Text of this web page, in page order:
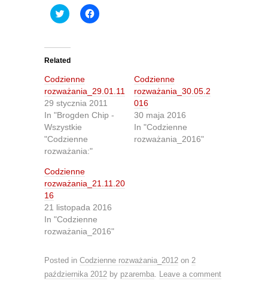
C
l
t
o
s
h
a
r
e
o
n
T
w
i
t
t
r
(
O
p
n
i
n
n
w
i
n
C
l
r
e
o
n
F
(
O
e
s
i
n
w
w
i
Related
Codzienne
rozważania_29.01.11
29 stycznia 2011
In "Brogden Chip -
Wszystkie
"Codzienne
rozważania:"
Codzienne
rozważania_30.05.2
016
30 maja 2016
In "Codzienne
rozważania_2016"
Codzienne
rozważania_21.11.20
16
21 listopada 2016
In "Codzienne
rozważania_2016"
Posted in Codzienne rozważania_2012 on 2
października 2012 by pzaremba Leave a comment